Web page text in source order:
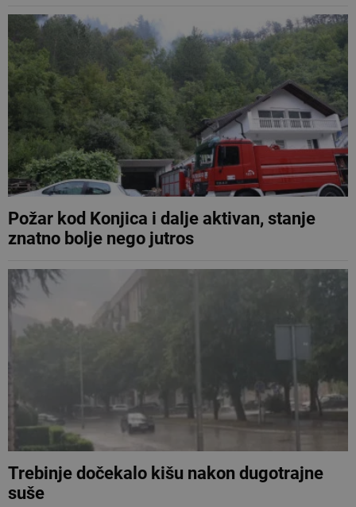
Požar kod Konjica i dalje aktivan, stanje
znatno bolje nego jutros
Trebinje dočekalo kišu nakon dugotrajne
suše